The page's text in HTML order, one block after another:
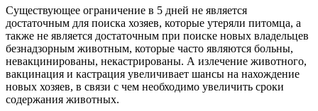
Существующее ограничение в 5 дней не является
достаточным для поиска хозяев, которые утеряли питомца, а
также не является достаточным при поиске новых владельцев
безнадзорным животным, которые часто являются больны,
невакцинированы, некастрированы. А излечение животного,
вакцинация и кастрация увеличивает шансы на нахождение
новых хозяев, в связи с чем необходимо увеличить сроки
содержания животных.